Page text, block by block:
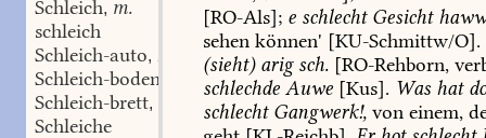
Schleich, m.
schleich
Schleich-auto, n.
Schleich-boden
Schleich-brett,
Schleiche
[RO-Als]; e schlechtGesicht
sehen können' [KU-Schmittw/O].
(sieht)arigsch. [RO-Rehborn,
schlechde Auwe [Kus]. Was hat
schlechtGangwerk!, von einem,